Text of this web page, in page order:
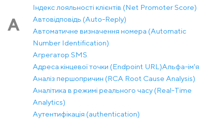
Індекс лояльності клієнтів (Net Promoter Score)
А
Автовідповідь (Auto-Reply)
Автоматичне визначення номера (Automatic
Number Identification)
Агрегатор SMS
Адреса кінцевої точки (Endpoint URL)Альфа-ім'я
Аналіз першопричин (RCA Root Cause Analysis)
Аналітика в режимі реального часу (Real-Time
Analytics)
Аутентифікація (authentication)